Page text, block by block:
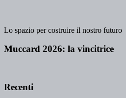
Lo spazio per costruire il nostro futuro
Muccard 2026: la vincitrice
Recenti